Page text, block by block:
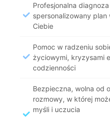
Profesjonalna
spersonalizowany
Ciebie
Pomoc w radzeniu
życiowymi, kryzysami
codzienności
Bezpieczna, wolna od
rozmowy, w której
myśli i uczucia